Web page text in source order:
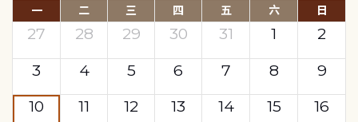
一 二 三 四 五 六 日
27 28 29 30 31 1
2
3
4 5 6 7 8
9
10
11 12 13 14 15
16